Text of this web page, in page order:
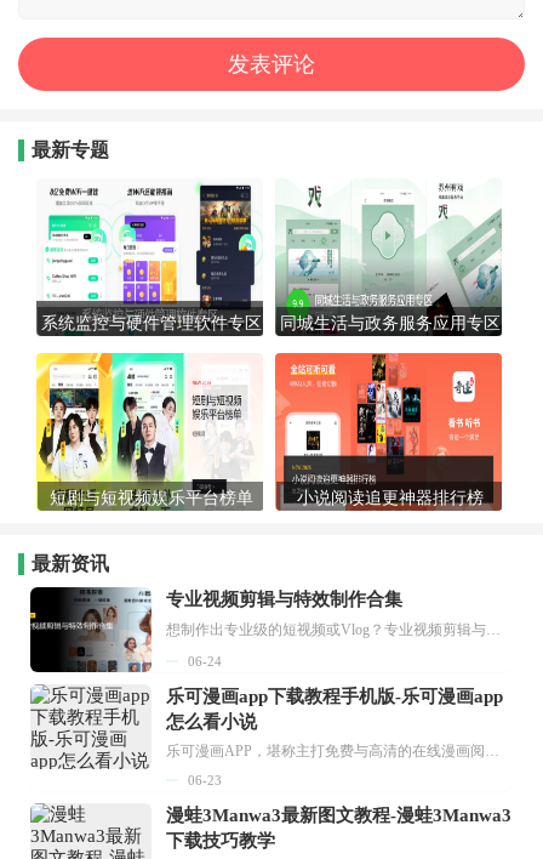
最新专题
系统监控与硬件管理软件专区 同城生活与政务服务应用专区
短剧与短视频娱乐平台榜单 小说阅读追更神器排行榜
最新资讯
专业视频剪辑与特效制作合集
想制作出专业级的短视频或Vlog？专业视频剪辑与特效制作大全专题为你提供了从剪辑、抠像到特效包装的全套解决方案。无论是添加炫酷的片头、进行精准的视频抠图，还是制...
06-24
乐可漫画app下载教程手机版-乐可漫画app
怎么看小说
乐可漫画APP，堪称主打免费与高清的在线漫画阅读神器。其官方版提供海量完整版漫画资源，无论是国内漫画，还是日漫、韩漫、台漫、美漫等国外漫画，应有尽有，随时供你阅读。只需轻点一下，便能直接进入阅读界面。不仅如此，乐可漫画最新版本更新速度极快，在这里，你总能抢先看到全网一手漫画章节内容！...
06-23
漫蛙3Manwa3最新图文教程-漫蛙3Manwa3
下载技巧教学